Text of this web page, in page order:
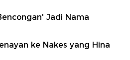
Jadi Nama
ke Nakes yang Hina